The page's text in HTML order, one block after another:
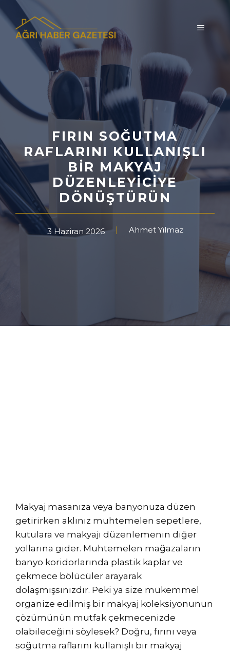
İçeriğe
atla
MENÜ
FIRIN SOĞUTMA
RAFLARINI KULLANIŞLI
BIR MAKYAJ
DÜZENLEYICIYE
DÖNÜŞTÜRÜN
3 Haziran 2026 Ahmet Yılmaz
Makyaj masanıza veya banyonuza düzen
getirirken aklınız muhtemelen sepetlere,
kutulara ve makyajı düzenlemenin diğer
yollarına gider. Muhtemelen mağazaların
banyo koridorlarında plastik kaplar ve
çekmece bölücüler arayarak
dolaşmışsınızdır. Peki ya size mükemmel
organize edilmiş bir makyaj koleksiyonunun
çözümünün mutfak çekmecenizde
olabileceğini söylesek? Doğru, fırını veya
soğutma raflarını kullanışlı bir makyaj